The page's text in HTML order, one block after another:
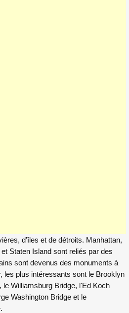
d'îles et de détroits. Manhattan,
Staten Island sont reliés par des
sont devenus des monuments à
les plus intéressants sont le Brooklyn
le Williamsburg Bridge, l'Ed Koch
Washington Bridge et le